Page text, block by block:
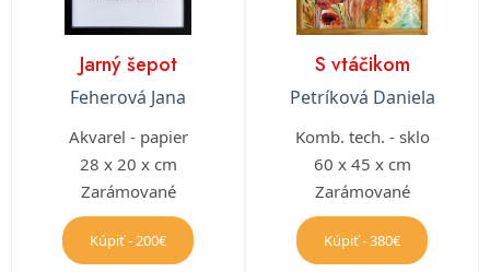
Jarný šepot
Feherová Jana
Akvarel - papier
28 x 20 x cm
Zarámované
Kúpiť - 200€
S vtáčikom
Petríková Daniela
Komb. tech. - sklo
60 x 45 x cm
Zarámované
Kúpiť - 380€